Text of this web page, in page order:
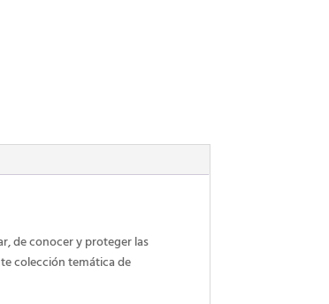
de conocer y proteger las
colección temática de